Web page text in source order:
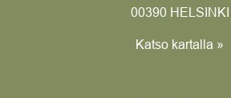
00390 HELSINKI
Katso kartalla »